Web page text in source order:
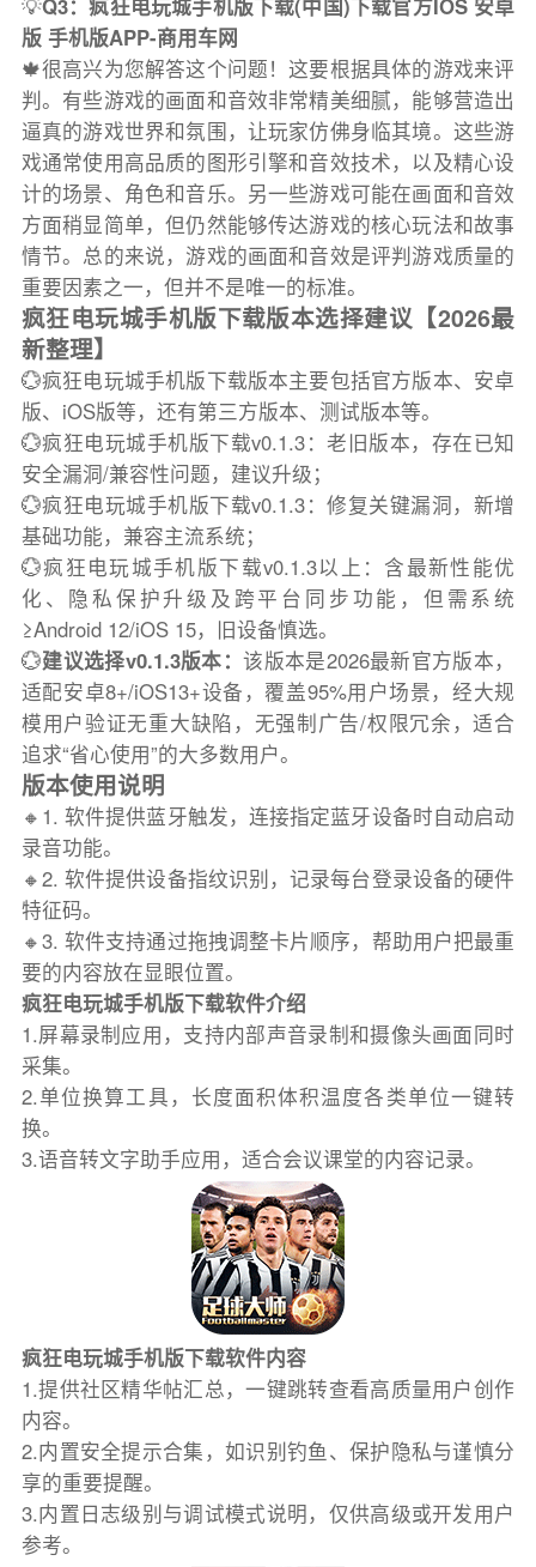
💡Q3：疯狂电玩城手机版下载(中国)下载官方IOS 安卓
版 手机版APP-商用车网
🍁很高兴为您解答这个问题！这要根据具体的游戏来评
判。有些游戏的画面和音效非常精美细腻，能够营造出
逼真的游戏世界和氛围，让玩家仿佛身临其境。这些游
戏通常使用高品质的图形引擎和音效技术，以及精心设
计的场景、角色和音乐。另一些游戏可能在画面和音效
方面稍显简单，但仍然能够传达游戏的核心玩法和故事
情节。总的来说，游戏的画面和音效是评判游戏质量的
重要因素之一，但并不是唯一的标准。
疯狂电玩城手机版下载版本选择建议【2026最
新整理】
💮疯狂电玩城手机版下载版本主要包括官方版本、安卓
版、iOS版等，还有第三方版本、测试版本等。
💮疯狂电玩城手机版下载v0.1.3：老旧版本，存在已知
安全漏洞/兼容性问题，建议升级；
💮疯狂电玩城手机版下载v0.1.3：修复关键漏洞，新增
基础功能，兼容主流系统；
💮疯狂电玩城手机版下载v0.1.3以上：含最新性能优
化、隐私保护升级及跨平台同步功能，但需系统
≥Android 12/iOS 15，旧设备慎选。
💮建议选择v0.1.3版本：该版本是2026最新官方版本，
适配安卓8+/iOS13+设备，覆盖95%用户场景，经大规
模用户验证无重大缺陷，无强制广告/权限冗余，适合
追求“省心使用”的大多数用户。
版本使用说明
🔸1. 软件提供蓝牙触发，连接指定蓝牙设备时自动启动
录音功能。
🔸2. 软件提供设备指纹识别，记录每台登录设备的硬件
特征码。
🔸3. 软件支持通过拖拽调整卡片顺序，帮助用户把最重
要的内容放在显眼位置。
疯狂电玩城手机版下载软件介绍
1.屏幕录制应用，支持内部声音录制和摄像头画面同时
采集。
2.单位换算工具，长度面积体积温度各类单位一键转
换。
3.语音转文字助手应用，适合会议课堂的内容记录。
疯狂电玩城手机版下载软件内容
1.提供社区精华帖汇总，一键跳转查看高质量用户创作
内容。
2.内置安全提示合集，如识别钓鱼、保护隐私与谨慎分
享的重要提醒。
3.内置日志级别与调试模式说明，仅供高级或开发用户
参考。